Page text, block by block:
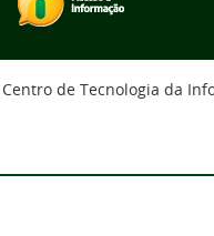
Centro de Tecnologia da